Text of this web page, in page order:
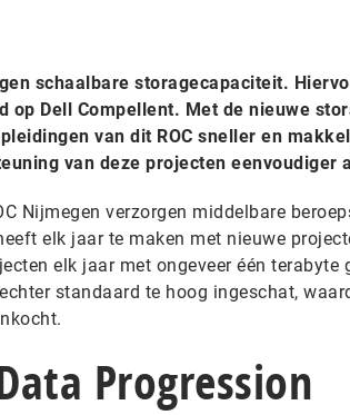
schaalbare storagecapaciteit.
op Dell Compellent. Met de nieuwe
van dit ROC sneller en
van deze projecten eenvoudiger
Nijmegen verzorgen middelbare
elk jaar te maken met nieuwe
elk jaar met ongeveer één terabyte
standaard te hoog ingeschat,
Progression